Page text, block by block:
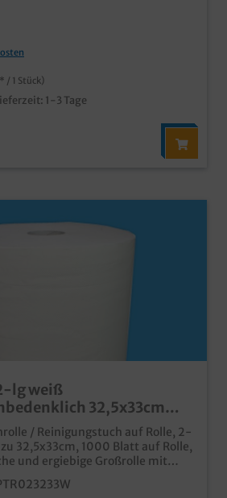
etc.
/ 1 Stück)
1-3 Tage
lg weiß
32,5x33cm
/ Reinigungstuch auf Rolle, 2-
32,5x33cm, 1000 Blatt auf Rolle,
und ergiebige Großrolle mit
günstige Putzrolle für den Einsatz
Gastronomie und